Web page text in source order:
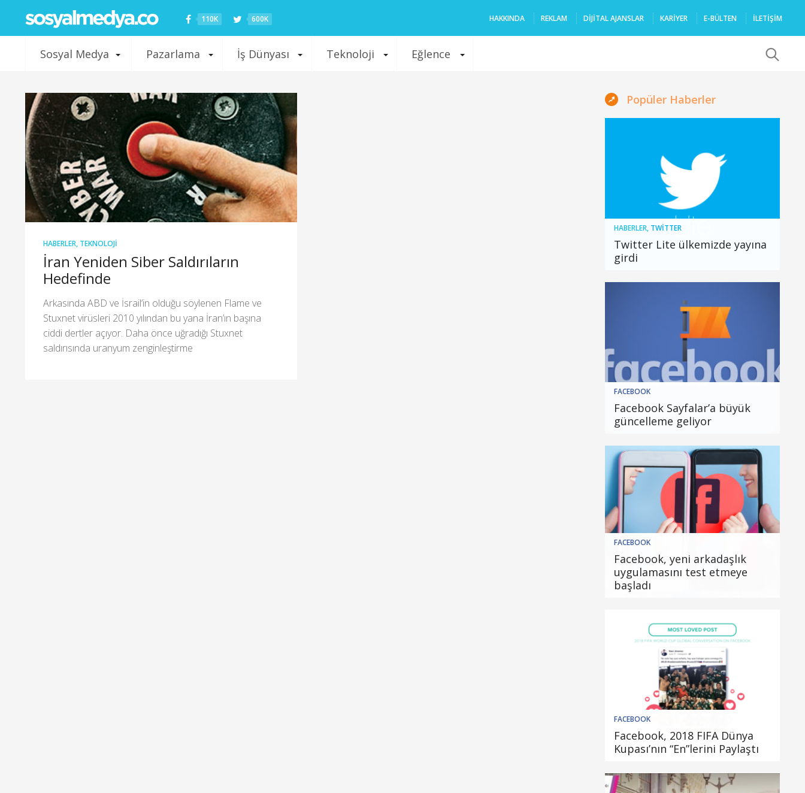
110K 600K HAKKINDA REKLAM DIJITAL AJANSLAR KARIYER E-BÜLTEN İLETİŞİM
Sosyal Medya Pazarlama İş Dünyası Teknoloji Eğlence
HABERLER, TEKNOLOJI
İran Yeniden Siber Saldırıların
Hedefinde
Arkasında ABD ve İsrail’in olduğu söylenen Flame ve
Stuxnet virüsleri 2010 yılından bu yana İran’ın başına
ciddi dertler açıyor. Daha önce uğradığı Stuxnet
saldırısında uranyum zenginleştirme
Popüler Haberler
HABERLER, TWITTER
Twitter Lite ülkemizde yayına
girdi
FACEBOOK
Facebook Sayfalar’a büyük
güncelleme geliyor
FACEBOOK
Facebook, yeni arkadaşlık
uygulamasını test etmeye
başladı
FACEBOOK
Facebook, 2018 FIFA Dünya
Kupası’nın “En”lerini Paylaştı